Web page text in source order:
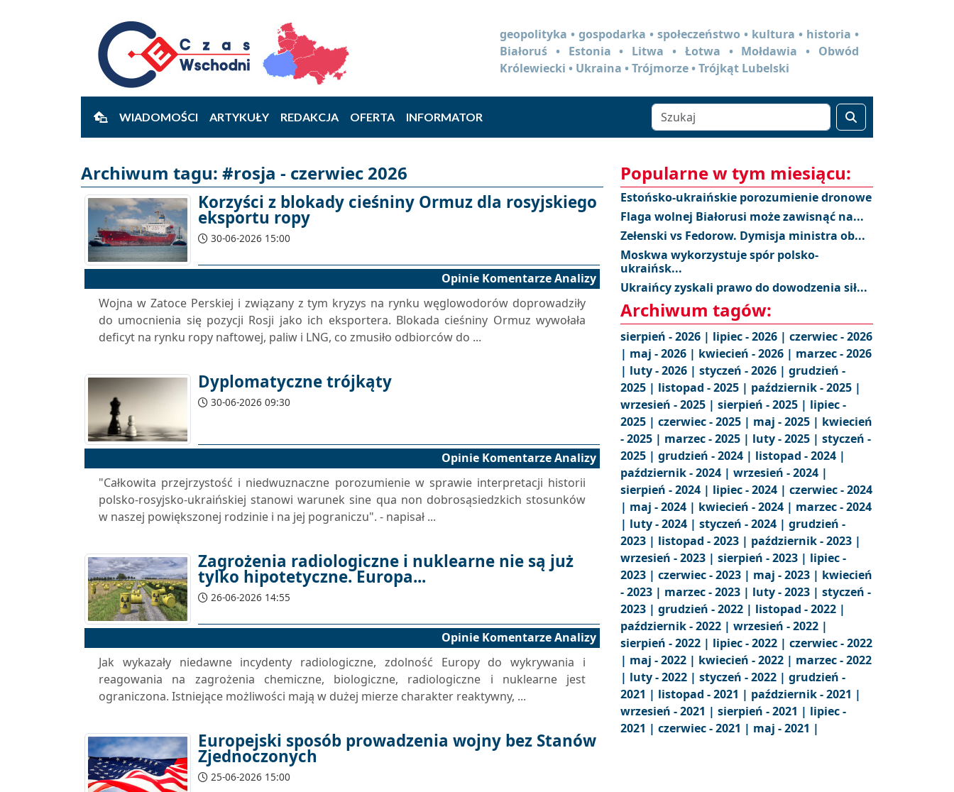
geopolityka • gospodarka • społeczeństwo • kultura • historia •
Białoruś • Estonia • Litwa • Łotwa • Mołdawia • Obwód
Królewiecki • Ukraina • Trójmorze • Trójkąt Lubelski
WIADOMOŚCI ARTYKUŁY REDAKCJA OFERTA INFORMATOR
Archiwum tagu: #rosja - czerwiec 2026
Korzyści z blokady cieśniny Ormuz dla rosyjskiego
eksportu ropy
30-06-2026 15:00
Opinie Komentarze Analizy
Wojna w Zatoce Perskiej i związany z tym kryzys na rynku węglowodorów doprowadziły
do umocnienia się pozycji Rosji jako ich eksportera. Blokada cieśniny Ormuz wywołała
deficyt na rynku ropy naftowej, paliw i LNG, co zmusiło odbiorców do ...
Dyplomatyczne trójkąty
30-06-2026 09:30
Opinie Komentarze Analizy
"Całkowita przejrzystość i niedwuznaczne porozumienie w sprawie interpretacji historii
polsko-rosyjsko-ukraińskiej stanowi warunek sine qua non dobrosąsiedzkich stosunków
w naszej powiększonej rodzinie i na jej pograniczu". - napisał ...
Zagrożenia radiologiczne i nuklearne nie są już
tylko hipotetyczne. Europa...
26-06-2026 14:55
Opinie Komentarze Analizy
Jak wykazały niedawne incydenty radiologiczne, zdolność Europy do wykrywania i
reagowania na zagrożenia chemiczne, biologiczne, radiologiczne i nuklearne jest
ograniczona. Istniejące możliwości mają w dużej mierze charakter reaktywny, ...
Europejski sposób prowadzenia wojny bez Stanów
Zjednoczonych
25-06-2026 15:00
Popularne w tym miesiącu:
Estońsko-ukraińskie porozumienie dronowe
Flaga wolnej Białorusi może zawisnąć na...
Zełenski vs Fedorow. Dymisja ministra ob...
Moskwa wykorzystuje spór polsko-
ukraińsk...
Ukraińcy zyskali prawo do dowodzenia sił...
Archiwum tagów:
sierpień - 2026 | lipiec - 2026 | czerwiec - 2026
| maj - 2026 | kwiecień - 2026 | marzec - 2026
| luty - 2026 | styczeń - 2026 | grudzień -
2025 | listopad - 2025 | październik - 2025 |
wrzesień - 2025 | sierpień - 2025 | lipiec -
2025 | czerwiec - 2025 | maj - 2025 | kwiecień
- 2025 | marzec - 2025 | luty - 2025 | styczeń -
2025 | grudzień - 2024 | listopad - 2024 |
październik - 2024 | wrzesień - 2024 |
sierpień - 2024 | lipiec - 2024 | czerwiec - 2024
| maj - 2024 | kwiecień - 2024 | marzec - 2024
| luty - 2024 | styczeń - 2024 | grudzień -
2023 | listopad - 2023 | październik - 2023 |
wrzesień - 2023 | sierpień - 2023 | lipiec -
2023 | czerwiec - 2023 | maj - 2023 | kwiecień
- 2023 | marzec - 2023 | luty - 2023 | styczeń -
2023 | grudzień - 2022 | listopad - 2022 |
październik - 2022 | wrzesień - 2022 |
sierpień - 2022 | lipiec - 2022 | czerwiec - 2022
| maj - 2022 | kwiecień - 2022 | marzec - 2022
| luty - 2022 | styczeń - 2022 | grudzień -
2021 | listopad - 2021 | październik - 2021 |
wrzesień - 2021 | sierpień - 2021 | lipiec -
2021 | czerwiec - 2021 | maj - 2021 |